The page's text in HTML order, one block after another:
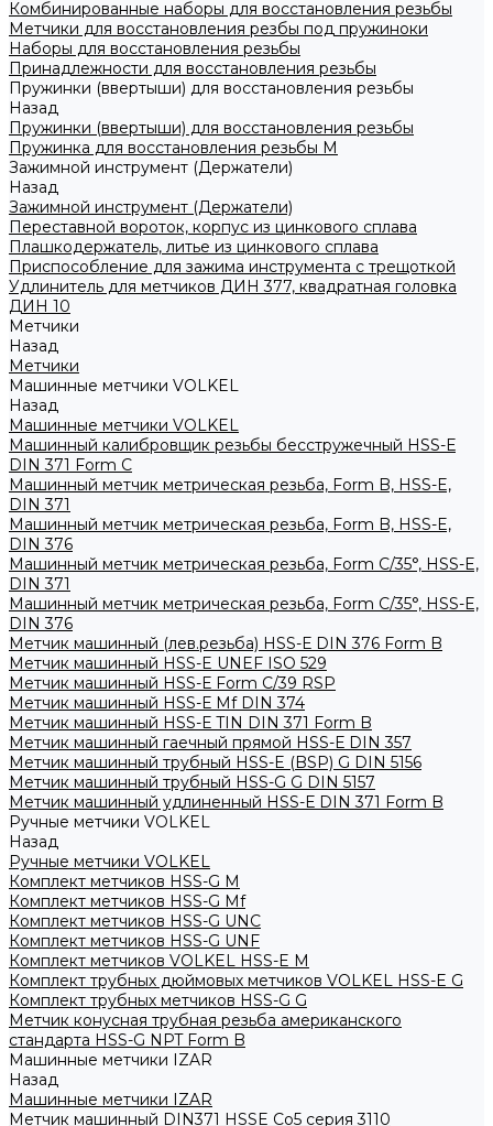
Комбинированные наборы для восстановления резьбы
Метчики для восстановления резбы под пружиноки
Наборы для восстановления резьбы
Принадлежности для восстановления резьбы
Пружинки (ввертыши) для восстановления резьбы
Назад
Пружинки (ввертыши) для восстановления резьбы
Пружинка для восстановления резьбы M
Зажимной инструмент (Держатели)
Назад
Зажимной инструмент (Держатели)
Переставной вороток, корпус из цинкового сплава
Плашкодержатель, литье из цинкового сплава
Приспособление для зажима инструмента с трещоткой
Удлинитель для метчиков ДИН 377, квадратная головка
ДИН 10
Метчики
Назад
Метчики
Машинные метчики VOLKEL
Назад
Машинные метчики VOLKEL
Машинный калибровщик резьбы бесстружечный HSS-Е
DIN 371 Form C
Машинный метчик метрическая резьба, Form B, HSS-E,
DIN 371
Машинный метчик метрическая резьба, Form B, HSS-E,
DIN 376
Машинный метчик метрическая резьба, Form С/35°, HSS-E,
DIN 371
Машинный метчик метрическая резьба, Form С/35°, HSS-E,
DIN 376
Метчик машинный (лев.резьба) HSS-Е DIN 376 Form B
Метчик машинный HSS-E UNEF ISO 529
Метчик машинный HSS-Е Form C/39 RSP
Метчик машинный HSS-Е Mf DIN 374
Метчик машинный HSS-Е TIN DIN 371 Form B
Метчик машинный гаечный прямой HSS-Е DIN 357
Метчик машинный трубный HSS-E (BSP) G DIN 5156
Метчик машинный трубный HSS-G G DIN 5157
Метчик машинный удлиненный HSS-Е DIN 371 Form B
Ручные метчики VOLKEL
Назад
Ручные метчики VOLKEL
Комплект метчиков HSS-G M
Комплект метчиков HSS-G Mf
Комплект метчиков HSS-G UNC
Комплект метчиков HSS-G UNF
Комплект метчиков VOLKEL HSS-E M
Комплект трубных дюймовых метчиков VOLKEL HSS-E G
Комплект трубных метчиков HSS-G G
Метчик конусная трубная резьба американского
стандарта HSS-G NPT Form B
Машинные метчики IZAR
Назад
Машинные метчики IZAR
Метчик машинный DIN371 HSSE Co5 серия 3110